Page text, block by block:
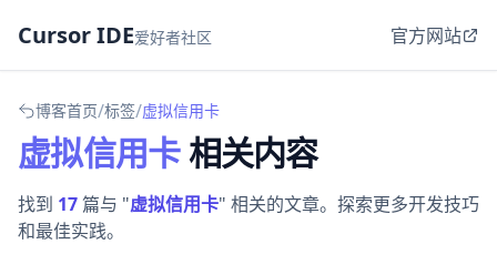
Cursor IDE爱好者社区 官方网站
博客首页/标签/虚拟信用卡
虚拟信用卡相关内容
找到 17篇与 "虚拟信用卡" 相关的文章。探索更多开发技巧
和最佳实践。